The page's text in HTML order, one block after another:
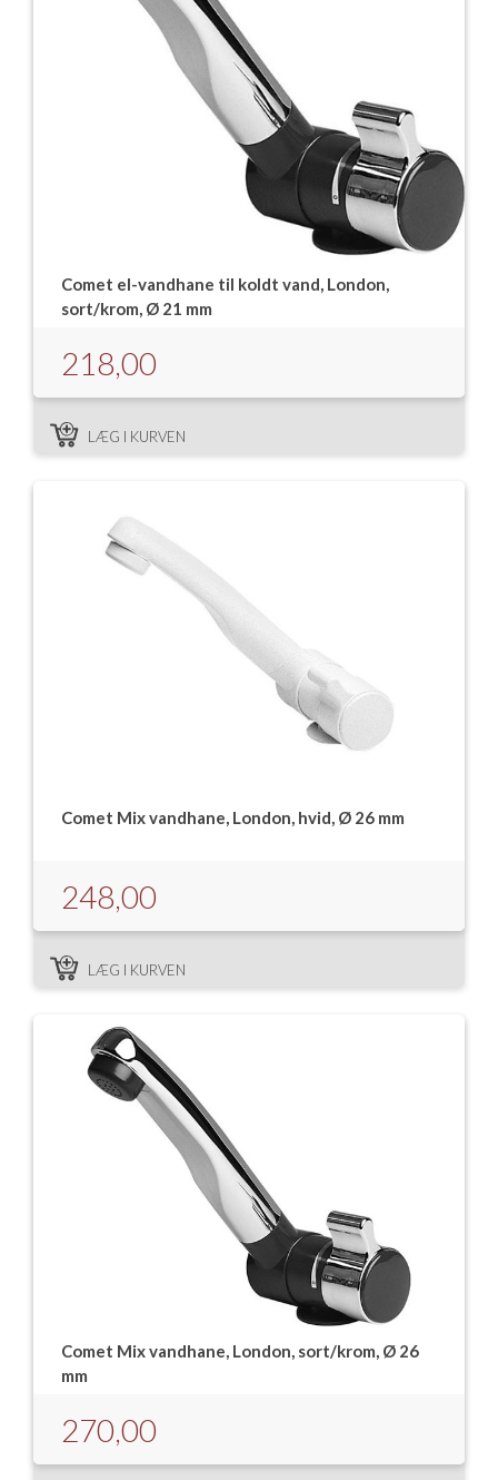
Isabella Opstillingsvejledninger
GPDR - Optagelse af foto og video
GPDR - KG Camping Kundeklub
Comet el-vandhane til koldt vand, London,
sort/krom, Ø 21 mm
218,00
LÆG I KURVEN
Comet Mix vandhane, London, hvid, Ø 26 mm
248,00
LÆG I KURVEN
Comet Mix vandhane, London, sort/krom, Ø 26
mm
270,00